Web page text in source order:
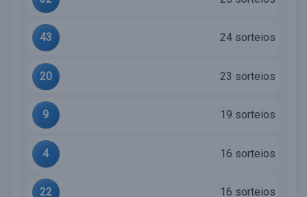
43 24 sorteios
20 23 sorteios
9 19 sorteios
4 16 sorteios
22 16 sorteios